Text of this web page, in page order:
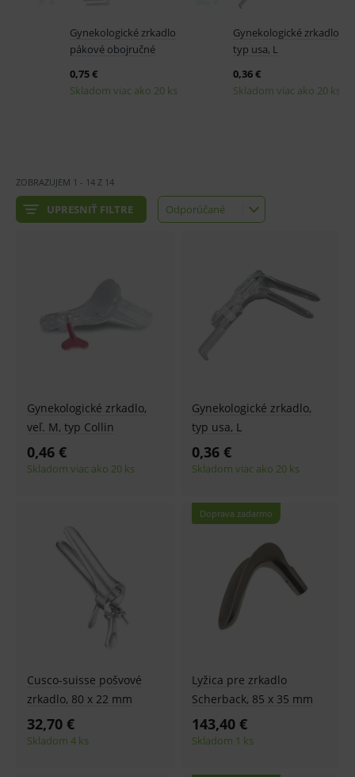
UPRESNIŤ FILTRE Odporúčané
Odporúčané
ZOBRAZUJEM 1 - 14 Z 14
Gynekologické zrkadlo,
veľ. M, typ Collin
0,46 €
Skladom viac ako 20 ks
Gynekologické zrkadlo,
typ usa, L
0,36 €
Skladom viac ako 20 ks
Cusco-suisse pošvové
zrkadlo, 80 x 22 mm
32,70 €
Skladom 4 ks
Doprava zadarmo
Lyžica pre zrkadlo
Scherback, 85 x 35 mm
143,40 €
Skladom 1 ks